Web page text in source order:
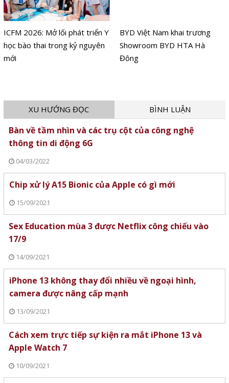
ICFM 2026: Mở lối phát triển Y
học bào thai trong kỷ nguyên
mới
BYD Việt Nam khai trương
Showroom BYD HTA Hà
Đông
XU HƯỚNG ĐỌC BÌNH LUẬN
Bàn về tầm nhìn và các trụ cột của công nghệ
thông tin di động 6G
04/03/2022
Chip xử lý A15 Bionic của Apple có gì mới
15/09/2021
Sex Education mùa 3 được Netflix công chiếu vào
17/9
14/09/2021
iPhone 13 không thay đổi nhiều về ngoại hình,
camera được nâng cấp mạnh
13/09/2021
Cách xem trực tiếp sự kiện ra mắt iPhone 13 và
Apple Watch 7
10/09/2021